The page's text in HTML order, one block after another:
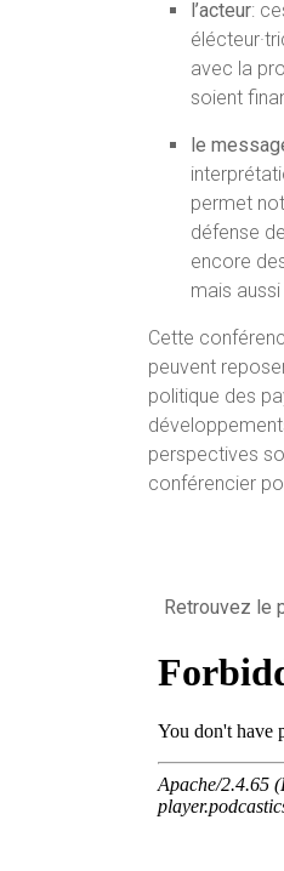
l’acteur:
avec la
soient
le
permet
défense
encore
mais
Cette
peuvent
politique des
perspectives
conférencier
Retrouvez le